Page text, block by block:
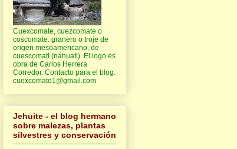
Cuexcomate, cuezcomate o
coscomate: granero o troje de
origen mesoamericano, de
cuescomatl (náhuatl). El logo es
obra de Carlos Herrera
Corredor. Contacto para el blog:
cuexcomate1@gmail.com
Jehuite - el blog hermano
sobre malezas, plantas
silvestres y conservación